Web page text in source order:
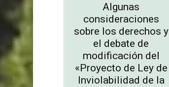
Algunas
consideraciones
sobre los derechos y
el debate de
modificación del
«Proyecto de Ley de
Inviolabilidad de la